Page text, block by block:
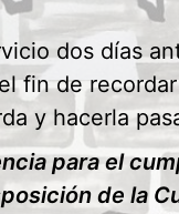
dos días
fin de
y hacerla
para el
de la